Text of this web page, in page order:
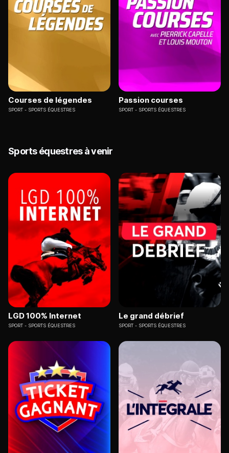
Courses de légendes
SPORT SPORTS ÉQUESTRES
Passion courses
SPORT SPORTS ÉQUESTRES
Sports équestres à venir
LGD 100% Internet
SPORT SPORTS ÉQUESTRES
Le grand débrief
SPORT SPORTS ÉQUESTRES